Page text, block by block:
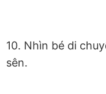
10. Nhìn bé di
sên.